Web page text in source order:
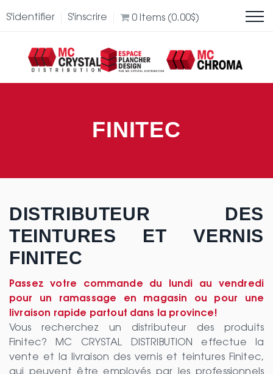
S'identifier S'inscrire 0 Items (0.00$)
FINITEC
DISTRIBUTEUR DES
TEINTURES ET VERNIS
FINITEC
Passez votre commande du lundi au vendredi
pour un ramassage en magasin ou pour une
livraison rapide partout dans la province!
Vous recherchez un distributeur des produits
Finitec? MC CRYSTAL DISTRIBUTION effectue la
vente et la livraison des vernis et teintures Finitec,